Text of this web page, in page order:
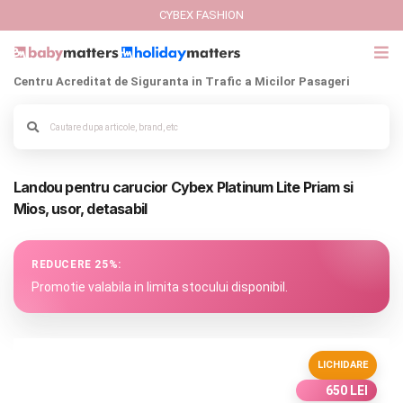
Italbaby Collections
CARUCIOARE COPII
CYBEX FASHION
Centru Acreditat de Siguranta in Trafic a Micilor Pasageri
Landou pentru carucior Cybex Platinum Lite Priam si
Mios, usor, detasabil
REDUCERE 25%:
Promotie valabila in limita stocului disponibil.
LICHIDARE
650 LEI
Alege culoarea cadrului